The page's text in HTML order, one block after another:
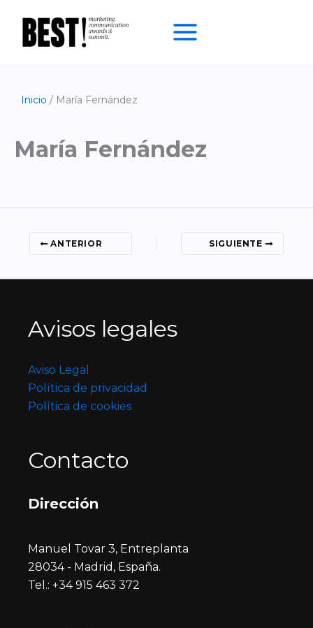
contenido
Inicio María Fernández
María Fernández
ANTERIOR SIGUIENTE
Avisos legales
Aviso Legal
Política de privacidad
Política de cookies
Contacto
Dirección
Manuel Tovar 3, Entreplanta
28034 - Madrid, España.
Tel.: +34 915 463 372